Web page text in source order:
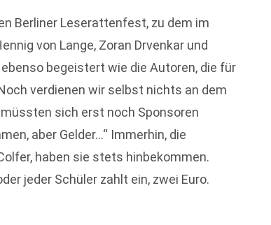
Berliner Leserattenfest, zu dem im
von Lange, Zoran Drvenkar und
begeistert wie die Autoren, die für
verdienen wir selbst nichts an dem
müssten sich erst noch Sponsoren
aber Gelder…“ Immerhin, die
haben sie stets hinbekommen.
jeder Schüler zahlt ein, zwei Euro.